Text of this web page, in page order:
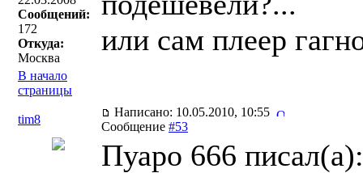
Сообщений:
172
Откуда:
Москва
или сам плеер
В начало
страницы
tim8
Написано: 10.05.2010, 10:55
Сообщение #53
Пуаро 666 писал(a):